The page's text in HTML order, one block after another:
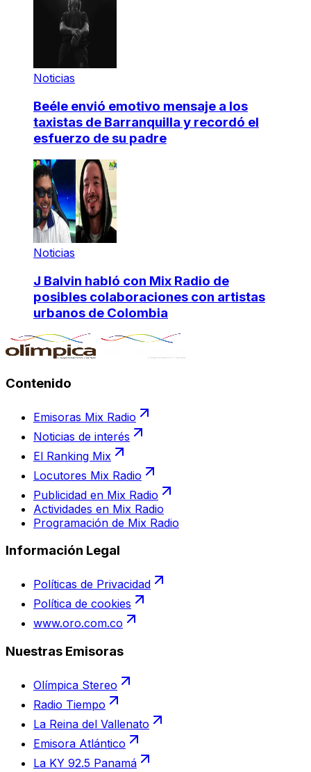
Noticias
Beéle envió emotivo mensaje a los
taxistas de Barranquilla y recordó el
esfuerzo de su padre
Noticias
J Balvin habló con Mix Radio de
posibles colaboraciones con artistas
urbanos de Colombia
Contenido
Emisoras Mix Radio
Noticias de interés
El Ranking Mix
Locutores Mix Radio
Publicidad en Mix Radio
Actividades en Mix Radio
Programación de Mix Radio
Información Legal
Políticas de Privacidad
Política de cookies
www.oro.com.co
Nuestras Emisoras
Olímpica Stereo
Radio Tiempo
La Reina del Vallenato
Emisora Atlántico
La KY 92.5 Panamá